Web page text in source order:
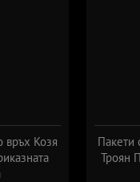
връх Козя
Пакети
Троян